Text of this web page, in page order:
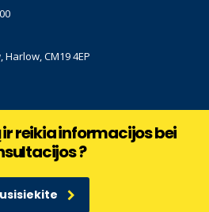
CM19 4EP
reikia informacijos bei
?